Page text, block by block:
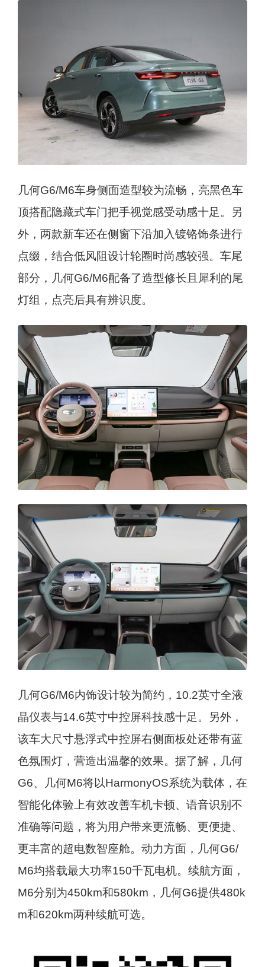
几何G6/M6车身侧面造型较为流畅，亮黑色车
顶搭配隐藏式车门把手视觉感受动感十足。另
外，两款新车还在侧窗下沿加入镀铬饰条进行
点缀，结合低风阻设计轮圈时尚感较强。车尾
部分，几何G6/M6配备了造型修长且犀利的尾
灯组，点亮后具有辨识度。
几何G6/M6内饰设计较为简约，10.2英寸全液
晶仪表与14.6英寸中控屏科技感十足。另外，
该车大尺寸悬浮式中控屏右侧面板处还带有蓝
色氛围灯，营造出温馨的效果。据了解，几何
G6、几何M6将以HarmonyOS系统为载体，在
智能化体验上有效改善车机卡顿、语音识别不
准确等问题，将为用户带来更流畅、更便捷、
更丰富的超电数智座舱。动力方面，几何G6/
M6均搭载最大功率150千瓦电机。续航方面，
M6分别为450km和580km，几何G6提供480k
m和620km两种续航可选。